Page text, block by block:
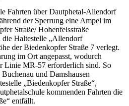
Fahrten über Dautphetal-Allendorf
der Sperrung eine Ampel im
Straße/ Hohenfelsstraße
Haltestelle „Allendorf
der Biedenkopfer Straße 7 verlegt.
im Ort angepasst, wodurch
Linie MR-57 erforderlich sind. So
und Damshausen
„Biedenkopfer Straße“,
kommenden Fahrten die
entfällt.